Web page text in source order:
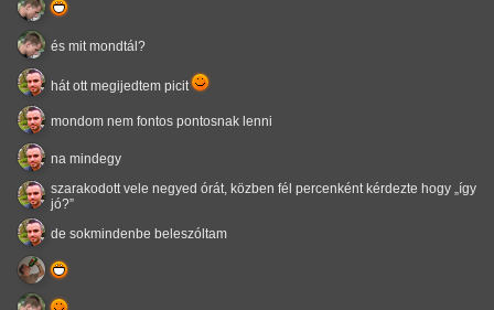
és mit mondtál?
hát ott megijedtem picit
mondom nem fontos pontosnak lenni
na mindegy
szarakodott vele negyed órát, közben fél percenként kérdezte hogy így
jó?
de sokmindenbe beleszóltam